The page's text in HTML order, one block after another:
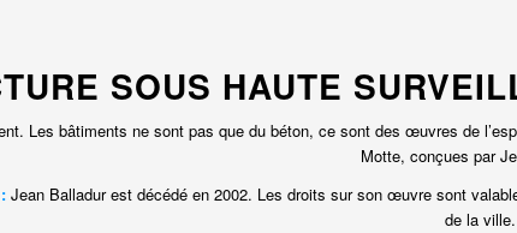
SOUS HAUTE
Les bâtiments ne sont pas que du béton, ce sont des œuvres de
Motte, conçues par
Jean Balladur est décédé en 2002. Les droits sur son œuvre sont
de la ville.